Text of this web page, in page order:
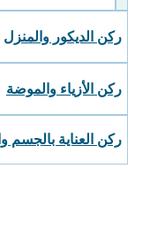
ركن الديكور والمنزل
ركن الأزياء والموضة
ركن العناية بالجسم